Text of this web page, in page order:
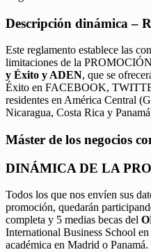
Descripción dinámica –
Este reglamento establece las
limitaciones de la PROMOCIÓN
y Éxito y ADEN, que se
Éxito en FACEBOOK,
residentes en América Central
Nicaragua, Costa Rica y
Máster de los negocios
DINÁMICA DE LA
Todos los que nos envíen sus
promoción, quedarán
completa y 5 medias becas del
International Business School
académica en Madrid o